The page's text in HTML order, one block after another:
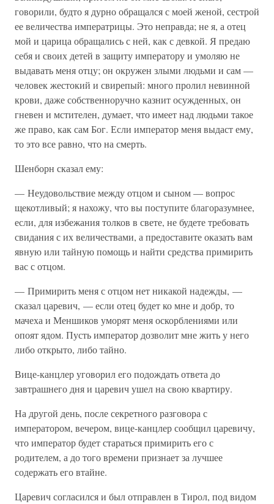
говорили, будто я дурно обращался с моей женой, сестрой
ее величества императрицы. Это неправда; не я, а отец
мой и царица обращались с ней, как с девкой. Я предаю
себя и своих детей в защиту императору и умоляю не
выдавать меня отцу; он окружен злыми людьми и сам —
человек жестокий и свирепый: много пролил невинной
крови, даже собственноручно казнит осужденных, он
гневен и мстителен, думает, что имеет над людьми такое
же право, как сам Бог. Если император меня выдаст ему,
то это все равно, что на смерть.
Шенборн сказал ему:
— Неудовольствие между отцом и сыном — вопрос
щекотливый; я нахожу, что вы поступите благоразумнее,
если, для избежания толков в свете, не будете требовать
свидания с их величествами, а предоставите оказать вам
явную или тайную помощь и найти средства примирить
вас с отцом.
— Примирить меня с отцом нет никакой надежды, —
сказал царевич, — если отец будет ко мне и добр, то
мачеха и Меншиков уморят меня оскорблениями или
опоят ядом. Пусть император дозволит мне жить у него
либо открыто, либо тайно.
Вице-канцлер уговорил его подождать ответа до
завтрашнего дня и царевич ушел на свою квартиру.
На другой день, после секретного разговора с
императором, вечером, вице-канцлер сообщил царевичу,
что император будет стараться примирить его с
родителем, а до того времени признает за лучшее
содержать его втайне.
Царевич согласился и был отправлен в Тирол, под видом